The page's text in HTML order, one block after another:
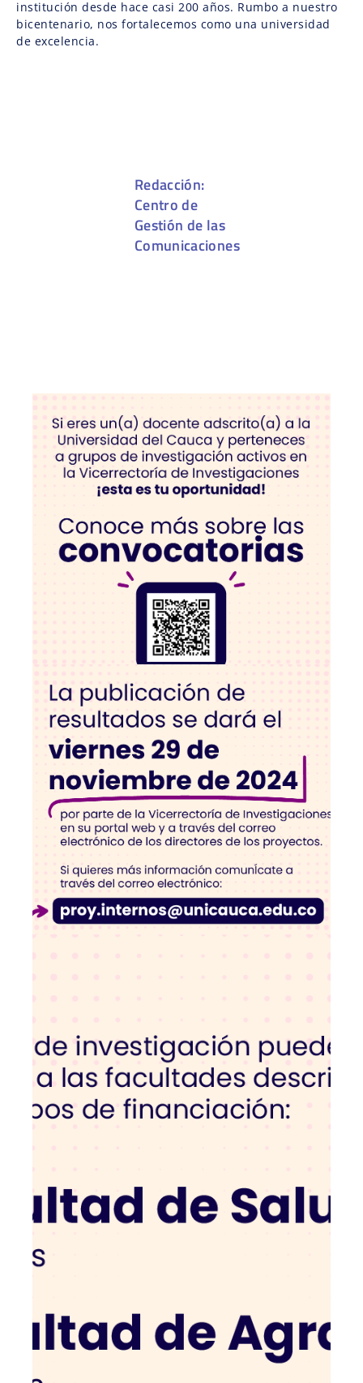
institución desde hace casi 200 años. Rumbo a nuestro
bicentenario, nos fortalecemos como una universidad
de excelencia.
Redacción:
Centro de
Gestión de las
Comunicaciones